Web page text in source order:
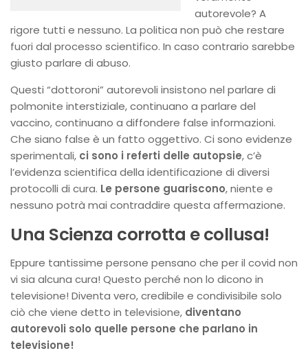
autorevole? A
rigore tutti e nessuno. La politica non può che restare
fuori dal processo scientifico. In caso contrario sarebbe
giusto parlare di abuso.
Questi “dottoroni” autorevoli insistono nel parlare di
polmonite interstiziale, continuano a parlare del
vaccino, continuano a diffondere false informazioni.
Che siano false è un fatto oggettivo. Ci sono evidenze
sperimentali, ci sono i referti delle autopsie, c’è
l’evidenza scientifica della identificazione di diversi
protocolli di cura. Le persone guariscono, niente e
nessuno potrà mai contraddire questa affermazione.
Una Scienza corrotta e collusa!
Eppure tantissime persone pensano che per il covid non
vi sia alcuna cura! Questo perché non lo dicono in
televisione! Diventa vero, credibile e condivisibile solo
ciò che viene detto in televisione, diventano
autorevoli solo quelle persone che parlano in
televisione!